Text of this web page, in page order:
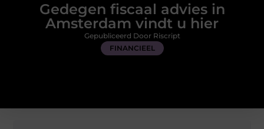
Gedegen fiscaal advies in
Amsterdam vindt u hier
FINANCIEEL
Gepubliceerd Door Riscript